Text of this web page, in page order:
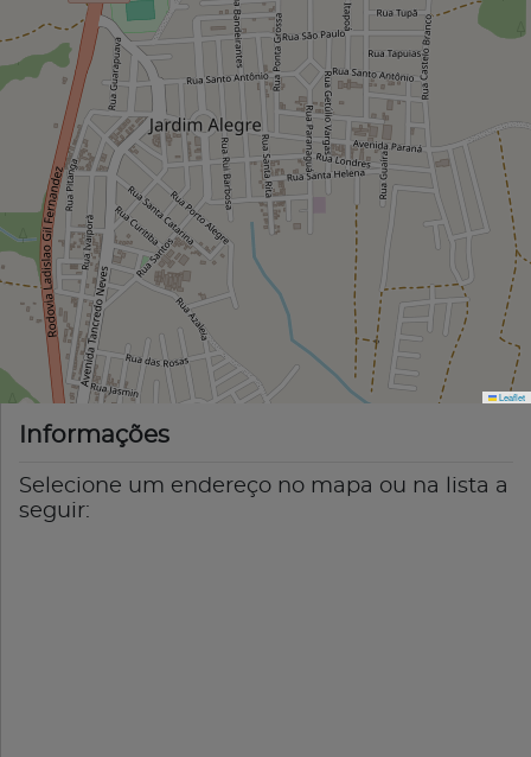
Leaflet
Informações
Selecione um endereço no mapa ou na lista a
seguir: